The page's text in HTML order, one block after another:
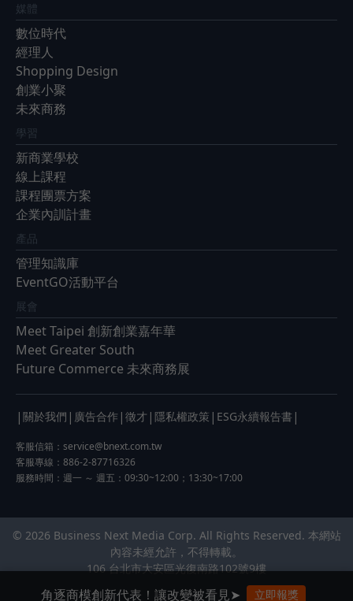
媒體
數位時代
經理人
Shopping Design
創業小聚
未來商務
學習
新商業學校
線上課程
課程團票方案
企業內訓計畫
產品
管理知識庫
EventGO活動平台
展會
Meet Taipei 創新創業嘉年華
Meet Greater South
Future Commerce 未來商務展
| 關於我們 | 廣告合作 | 徵才 | 隱私權政策 | ESG永續報告書 |
客服信箱： service@bnext.com.tw
客服專線：886-2-87716326
服務時間：週一 ～ 週五：09:30~12:00；13:30~17:00
© 2026 Business Next Media Corp. All Rights Reserved. 本網站
內容未經允許，不得轉載。
106 台北市大安區光復南路102號9樓
角逐商模創新代表！讓改變被看見➤ 立即報獎